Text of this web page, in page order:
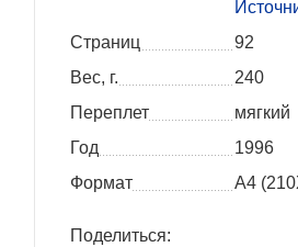
Страниц
92
Вес, г.
240
Переплет
мягкий
Год
1996
Формат
А4
Поделиться: